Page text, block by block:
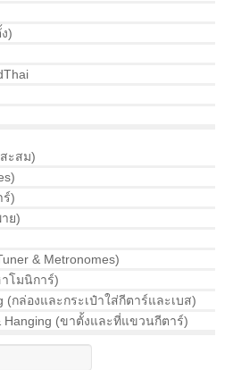
)
ะสม)
ร์)
ย)
& Metronomes)
โมนิการ์)
(กล่องและกระเป๋าใส่กีตาร์และเบส)
Hanging (ขาตั้งและที่แขวนกีตาร์)